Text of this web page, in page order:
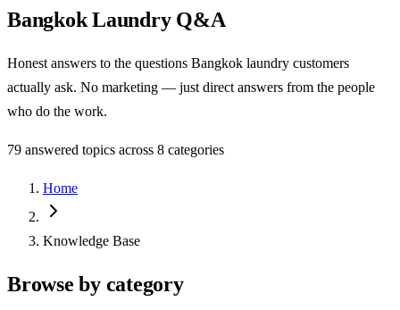
Bangkok Laundry Q&A
Honest answers to the questions Bangkok laundry customers
actually ask. No marketing — just direct answers from the people
who do the work.
79 answered topics across 8 categories
Home
Knowledge Base
Browse by category